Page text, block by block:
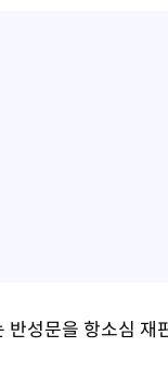
반성문을 항소심